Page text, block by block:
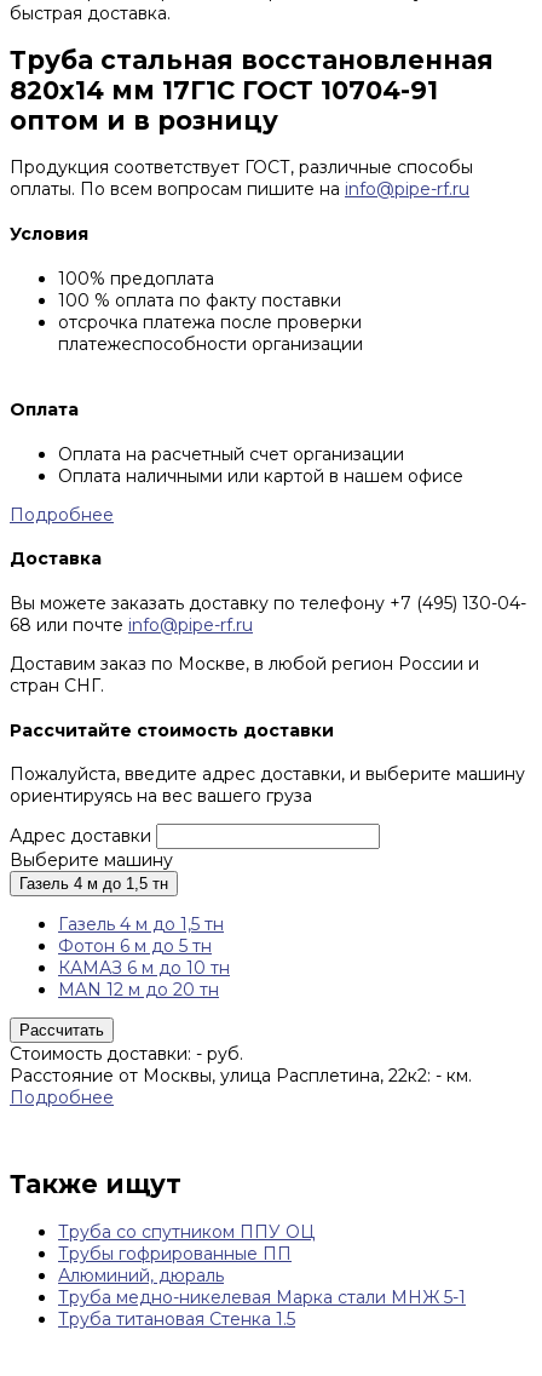
быстрая доставка.
Труба стальная восстановленная
820х14 мм 17Г1С ГОСТ 10704-91
оптом и в розницу
Продукция соответствует ГОСТ, различные способы
оплаты. По всем вопросам пишите на info@pipe-rf.ru
Условия
100% предоплата
100 % оплата по факту поставки
отсрочка платежа после проверки
платежеспособности организации
Оплата
Оплата на расчетный счет организации
Оплата наличными или картой в нашем офисе
Подробнее
Доставка
Вы можете заказать доставку по телефону +7 (495) 130-04-
68 или почте info@pipe-rf.ru
Доставим заказ по Москве, в любой регион России и
стран СНГ.
Рассчитайте стоимость доставки
Пожалуйста, введите адрес доставки, и выберите машину
ориентируясь на вес вашего груза
Адрес доставки
Выберите машину
Газель 4 м до 1,5 тн
Газель 4 м до 1,5 тн
Фотон 6 м до 5 тн
КАМАЗ 6 м до 10 тн
MAN 12 м до 20 тн
Рассчитать
Стоимость доставки: - руб.
Расстояние от Москвы, улица Расплетина, 22к2: - км.
Подробнее
Также ищут
Труба со спутником ППУ ОЦ
Трубы гофрированные ПП
Алюминий, дюраль
Труба медно-никелевая Марка стали МНЖ 5-1
Труба титановая Стенка 1.5